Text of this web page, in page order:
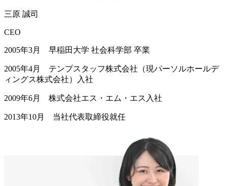
三原 誠司
CEO
2005年3月 早稲田大学 社会科学部 卒業
2005年4月 テンプスタッフ株式会社（現パーソルホールデ
ィングス株式会社）入社
2009年6月 株式会社エス・エム・エス入社
2013年10月 当社代表取締役就任